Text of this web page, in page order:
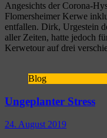
Angesichts der Corona-
Flomersheimer Kerwe
entfallen. Dirk, Urgestein
aller Zeiten, hatte jedoch
Kerwetour auf drei
Blog
Ungeplanter Stress
24. August 2019